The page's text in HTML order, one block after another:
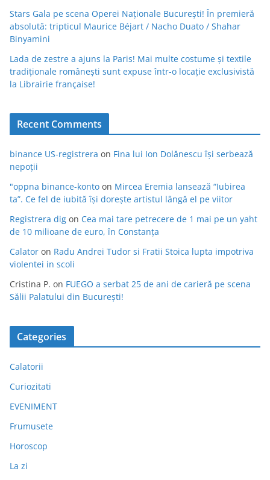
Stars Gala pe scena Operei Naționale București! În premieră
absolută: tripticul Maurice Béjart / Nacho Duato / Shahar
Binyamini
Lada de zestre a ajuns la Paris! Mai multe costume și textile
tradiționale românești sunt expuse într-o locație exclusivistă
la Librairie française!
Recent Comments
binance US-registrera on Fina lui Ion Dolănescu își serbează
nepoții
"oppna binance-konto on Mircea Eremia lansează “Iubirea
ta”. Ce fel de iubită își dorește artistul lângă el pe viitor
Registrera dig on Cea mai tare petrecere de 1 mai pe un yaht
de 10 milioane de euro, în Constanța
Calator on Radu Andrei Tudor si Fratii Stoica lupta impotriva
violentei in scoli
Cristina P. on FUEGO a serbat 25 de ani de carieră pe scena
Sălii Palatului din București!
Categories
Calatorii
Curiozitati
EVENIMENT
Frumusete
Horoscop
La zi